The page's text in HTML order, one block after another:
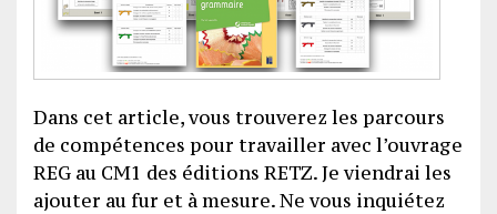
Dans cet article, vous trouverez les parcours
de compétences pour travailler avec l’ouvrage
REG au CM1 des éditions RETZ. Je viendrai les
ajouter au fur et à mesure. Ne vous inquiétez